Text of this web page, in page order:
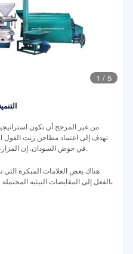
1 / 5
من غير المرجح أن تكون
تهدف إلى اعتماد مطاحن زيت الفول
في حوض السودان. إن المزارعين الصغار هم محرك النمو في المنطقة.
هناك بعض العلامات المبكرة
بالفعل إلى المقايضات البيئية